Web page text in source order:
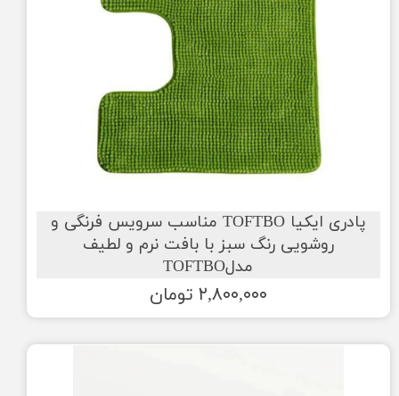
پادری ایکیا TOFTBO مناسب سرویس فرنگی و
روشویی رنگ سبز با بافت نرم و لطیف
مدلTOFTBO
۲,۸۰۰,۰۰۰ تومان